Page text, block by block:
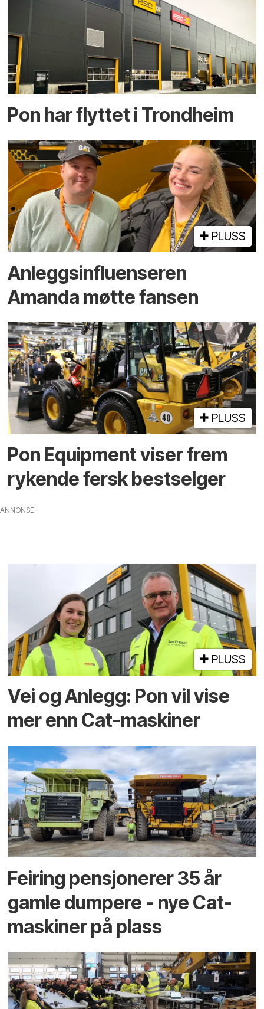
Pon har flyttet i Trondheim
PLUSS
Anleggsinfluenseren
Amanda møtte fansen
PLUSS
Pon Equipment viser frem
rykende fersk bestselger
ANNONSE
PLUSS
Vei og Anlegg: Pon vil vise
mer enn Cat-maskiner
Feiring pensjonerer 35 år
gamle dumpere - nye Cat-
maskiner på plass